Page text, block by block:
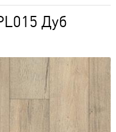
Дуб